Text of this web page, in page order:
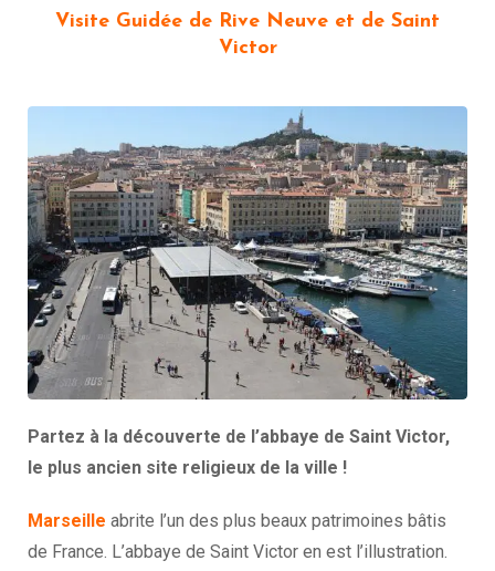
Visite Guidée de Rive Neuve et de Saint
Victor
Partez à la découverte de l’abbaye de Saint Victor,
le plus ancien site religieux de la ville !
Marseille abrite l’un des plus beaux patrimoines bâtis
de France. L’abbaye de Saint Victor en est l’illustration.